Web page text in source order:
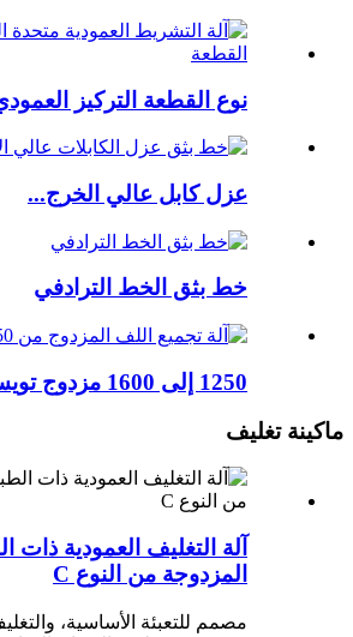
نوع القطعة التركيز
عزل كابل عالي الخرج...
خط بثق الخط الترادفي
1250 إلى 1600 مزدوج تويست ب...
ماكينة تغليف
آلة التغليف العمودية ذات
المزدوجة من النوع C
مصمم للتعبئة الأساسية،